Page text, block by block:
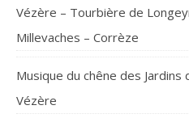
Vézère – Tourbière de
Millevaches – Corrèze
Musique du chêne des Jardins
Vézère